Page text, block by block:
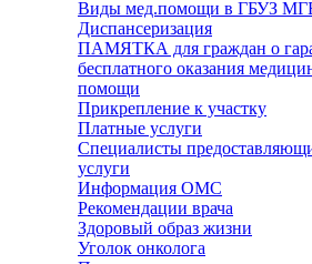
Виды мед.помощи в ГБУЗ
Диспансеризация
ПАМЯТКА для граждан о
бесплатного оказания
помощи
Прикрепление к участку
Платные услуги
Специалисты
услуги
Информация ОМС
Рекомендации врача
Здоровый образ жизни
Уголок онколога